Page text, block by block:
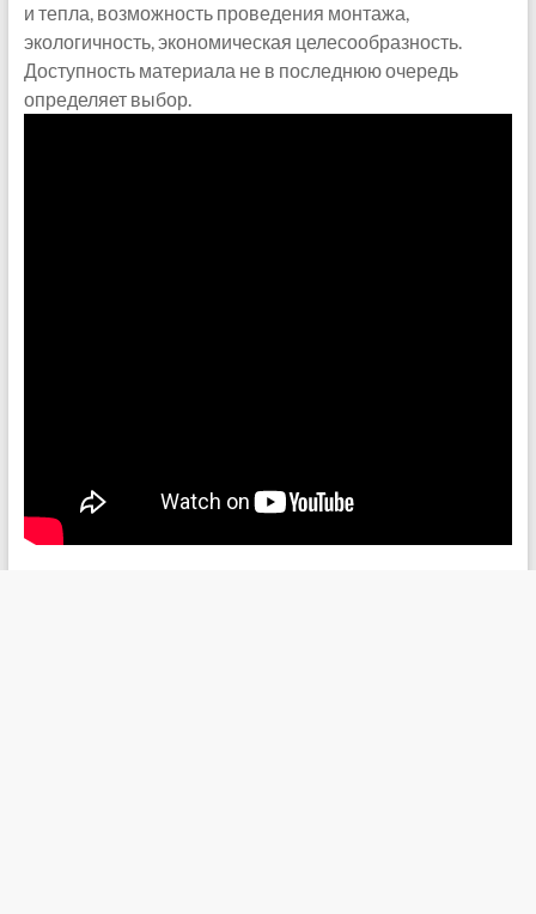
и тепла, возможность проведения монтажа,
экологичность, экономическая целесообразность.
Доступность материала не в последнюю очередь
определяет выбор.